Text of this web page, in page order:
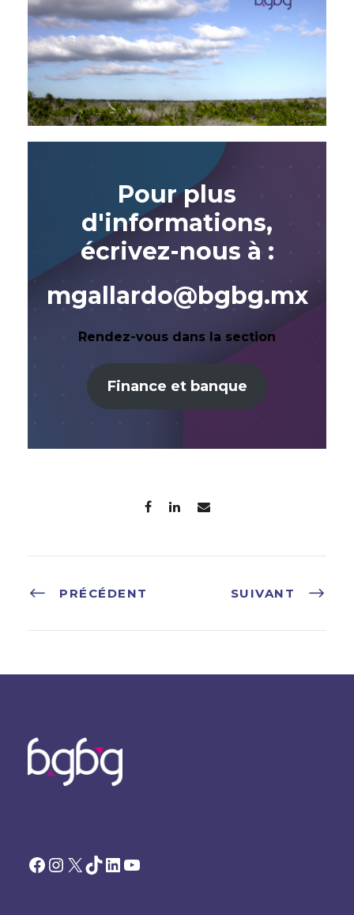
Pour plus
d'informations,
écrivez-nous à :
mgallardo@bgbg.mx
Rendez-vous dans la section
Finance et banque
PRÉCÉDENT SUIVANT
Facebook Instagram X TikTok LinkedIn YouTube